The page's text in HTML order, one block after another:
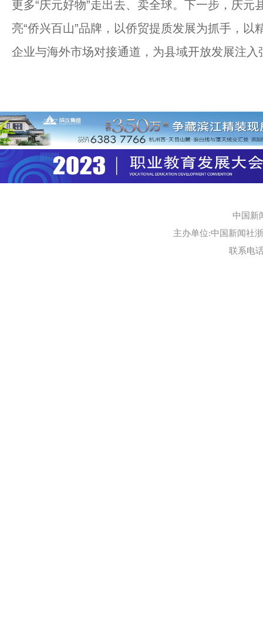
更多“庆元好物”走出去、卖全球。下一步，庆
亮“侨兴百山”品牌，以侨贸提质发展为抓手，
企业与海外市场对接通道，为县域开放发展注入
中国新
主办单位:中国新闻社
联系电